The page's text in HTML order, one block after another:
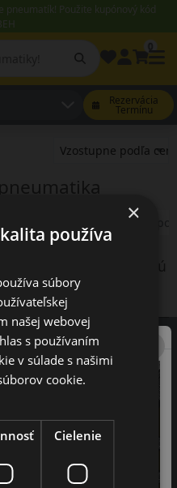
pneumatík! Použite kupónový kód
Rezervácia
Termínu
Špeciálne
vyhľadávania nie sú
obchod svojim známym.
recenzií
×
používa
súbory
našej webovej
s používaním
v súlade s našimi
cookie.
Cielenie